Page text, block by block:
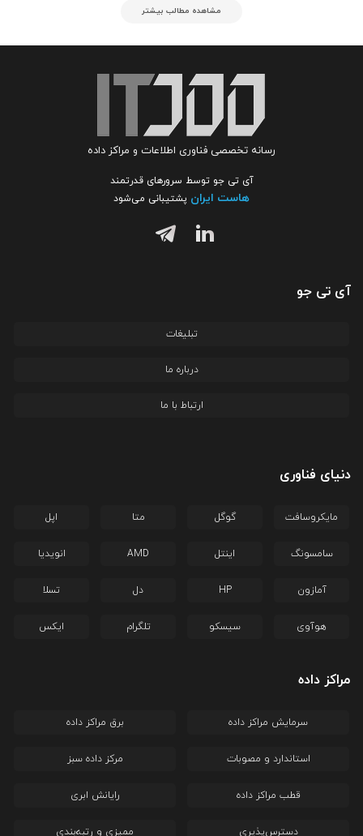
مشاهده مطالب بیشتر
رسانه تخصصی فناوری اطلاعات و مراکز داده
آی تی جو توسط سرورهای قدرتمند
هاست ایران پشتیبانی می‌شود
آی تی جو
تبلیغات
درباره ما
ارتباط با ما
دنیای فناوری
مایکروسافت گوگل متا اپل
سامسونگ اینتل AMD انویدیا
آمازون HP دل تسلا
هوآوی سیسکو تلگرام ایکس
مراکز داده
سرمایش مراکز داده برق مراکز داده
استاندارد و مصوبات مرکز داده سبز
قطب مراکز داده رایانش ابری
دسترس‌پذیری ممیزی و رتبه‌بندی